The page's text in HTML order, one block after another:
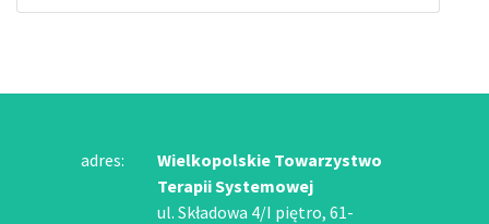
adres:
Wielkopolskie Towarzystwo
Terapii Systemowej
ul. Składowa 4/I piętro, 61-